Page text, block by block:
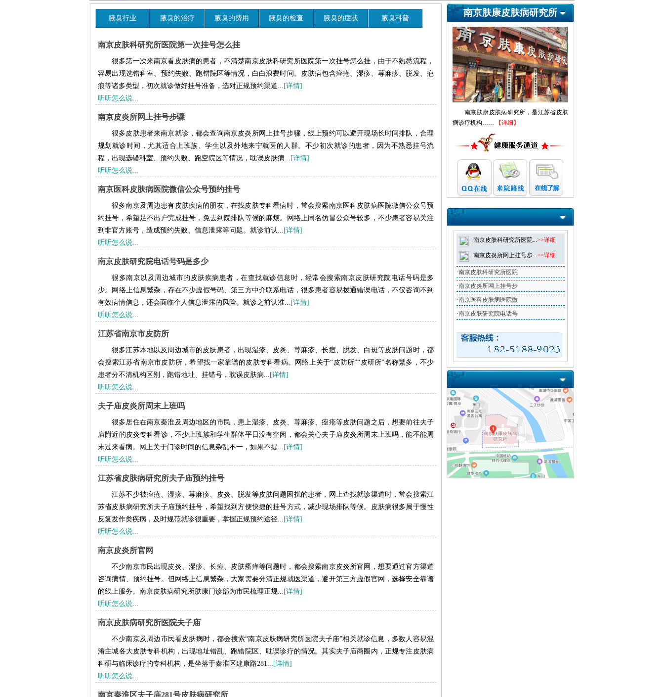
腋臭行业 腋臭的治疗 腋臭的费用 腋臭的检查 腋臭的症状 腋臭科普
南京皮肤科研究所医院第一次挂号怎么挂
很多第一次来南京看皮肤病的患者，不清楚南京皮肤科研究所医院第一次挂号怎么挂，由于不熟悉流程，
容易出现选错科室、预约失败、跑错院区等情况，白白浪费时间。皮肤病包含痤疮、湿疹、荨麻疹、脱发、疤
痕等诸多类型，初次就诊做好挂号准备，选对正规预约渠道... [详情]
听听怎么说...
南京皮炎所网上挂号步骤
很多皮肤患者来南京就诊，都会查询南京皮炎所网上挂号步骤，线上预约可以避开现场长时间排队，合理
规划就诊时间，尤其适合上班族、学生以及外地来宁就医的人群。不少初次就诊的患者，因为不熟悉挂号流
程，出现选错科室、预约失败、跑空院区等情况，耽误皮肤病... [详情]
听听怎么说...
南京医科皮肤病医院微信公众号预约挂号
很多南京及周边患有皮肤疾病的朋友，在找皮肤专科看病时，常会搜索南京医科皮肤病医院微信公众号预
约挂号，希望足不出户完成挂号，免去到院排队等候的麻烦。网络上同名仿冒公众号较多，不少患者容易关注
到非官方账号，造成预约失败、信息泄露等问题。就诊前认... [详情]
听听怎么说...
南京皮肤研究院电话号码是多少
很多南京以及周边城市的皮肤疾病患者，在查找就诊信息时，经常会搜索南京皮肤研究院电话号码是多
少。网络上信息繁杂，存在不少虚假号码、第三方中介联系电话，很多患者容易拨通错误电话，不仅咨询不到
有效病情信息，还会面临个人信息泄露的风险。就诊之前认准... [详情]
听听怎么说...
江苏省南京市皮防所
很多江苏本地以及周边城市的皮肤患者，出现湿疹、皮炎、荨麻疹、长痘、脱发、白斑等皮肤问题时，都
会搜索江苏省南京市皮防所，希望找一家靠谱的皮肤专科看病。网络上关于“皮防所”“皮研所”名称繁多，不少
患者分不清机构区别，跑错地址、挂错号，耽误皮肤病... [详情]
听听怎么说...
夫子庙皮炎所周末上班吗
很多居住在南京秦淮及周边地区的市民，患上湿疹、皮炎、荨麻疹、痤疮等皮肤问题之后，想要前往夫子
庙附近的皮炎专科看诊，不少上班族和学生群体平日没有空闲，都会关心夫子庙皮炎所周末上班吗，能不能周
末过来看病。网上关于门诊时间的信息杂乱不一，如果不提... [详情]
听听怎么说...
江苏省皮肤病研究所夫子庙预约挂号
江苏不少被痤疮、湿疹、荨麻疹、皮炎、脱发等皮肤问题困扰的患者，网上查找就诊渠道时，常会搜索江
苏省皮肤病研究所夫子庙预约挂号，希望找到方便快捷的挂号方式，减少现场排队等候。皮肤病很多属于慢性
反复发作类疾病，及时规范就诊很重要，掌握正规预约途径... [详情]
听听怎么说...
南京皮炎所官网
不少南京市民出现皮炎、湿疹、长痘、皮肤瘙痒等问题时，都会搜索南京皮炎所官网，想要通过官方渠道
咨询病情、预约挂号。但网络上信息繁杂，大家需要分清正规就医渠道，避开第三方虚假官网，选择安全靠谱
的线上服务。南京皮肤病研究所肤康门诊部为市民梳理正规... [详情]
听听怎么说...
南京皮肤病研究所医院夫子庙
不少南京及周边市民看皮肤病时，都会搜索“南京皮肤病研究所医院夫子庙”相关就诊信息，多数人容易混
淆主城各大皮肤专科机构，出现地址错乱、跑错院区、耽误诊疗的情况。其实夫子庙商圈内，正规专注皮肤病
科研与临床诊疗的专科机构，是坐落于秦淮区建康路281... [详情]
听听怎么说...
南京秦淮区夫子庙281号皮肤病研究所
南京肤康皮肤病研究所
南京肤康皮肤病研究所，是江苏省皮肤
病诊疗机构……
【详细】
南京皮肤科研究所医院...>>详细
南京皮炎所网上挂号步...>>详细
·南京皮肤科研究所医院
·南京皮炎所网上挂号步
·南京医科皮肤病医院微
·南京皮肤研究院电话号